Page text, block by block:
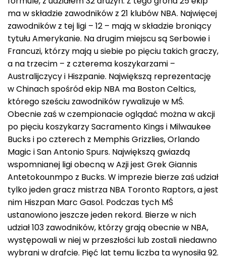
ma w składzie zawodników z 21 klubów NBA. Najwięcej
zawodników z tej ligi – 12 – mają w składzie broniący
tytułu Amerykanie. Na drugim miejscu są Serbowie i
Francuzi, którzy mają u siebie po pięciu takich graczy,
a na trzecim – z czterema koszykarzami –
Australijczycy i Hiszpanie. Największą reprezentację
w Chinach spośród ekip NBA ma Boston Celtics,
którego sześciu zawodników rywalizuje w MŚ.
Obecnie zaś w czempionacie oglądać można w akcji
po pięciu koszykarzy Sacramento Kings i Milwaukee
Bucks i po czterech z Memphis Grizzlies, Orlando
Magic i San Antonio Spurs. Największą gwiazdą
wspomnianej ligi obecną w Azji jest Grek Giannis
Antetokounmpo z Bucks. W imprezie bierze zaś udział
tylko jeden gracz mistrza NBA Toronto Raptors, a jest
nim Hiszpan Marc Gasol. Podczas tych MŚ
ustanowiono jeszcze jeden rekord. Bierze w nich
udział 103 zawodników, którzy grają obecnie w NBA,
występowali w niej w przeszłości lub zostali niedawno
wybrani w drafcie. Pięć lat temu liczba ta wynosiła 92.